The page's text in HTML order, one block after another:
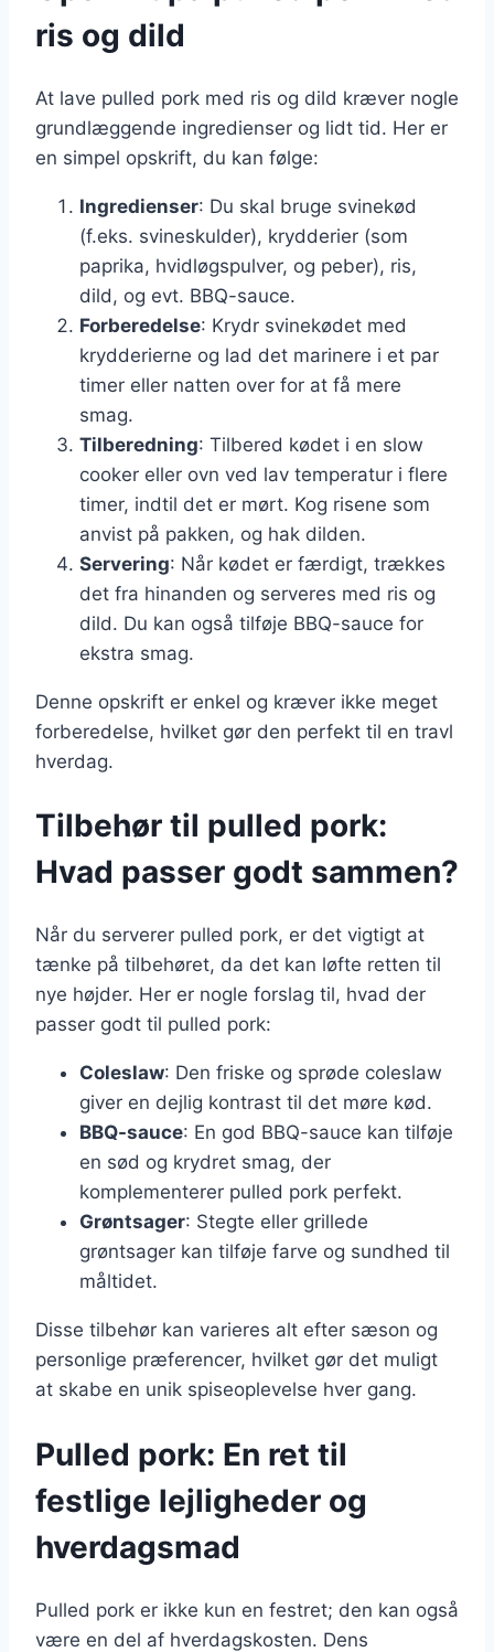
ris og dild
At lave pulled pork med ris og dild kræver nogle
grundlæggende ingredienser og lidt tid. Her er
en simpel opskrift, du kan følge:
Ingredienser: Du skal bruge svinekød
(f.eks. svineskulder), krydderier (som
paprika, hvidløgspulver, og peber), ris,
dild, og evt. BBQ-sauce.
Forberedelse: Krydr svinekødet med
krydderierne og lad det marinere i et par
timer eller natten over for at få mere
smag.
Tilberedning: Tilbered kødet i en slow
cooker eller ovn ved lav temperatur i flere
timer, indtil det er mørt. Kog risene som
anvist på pakken, og hak dilden.
Servering: Når kødet er færdigt, trækkes
det fra hinanden og serveres med ris og
dild. Du kan også tilføje BBQ-sauce for
ekstra smag.
Denne opskrift er enkel og kræver ikke meget
forberedelse, hvilket gør den perfekt til en travl
hverdag.
Tilbehør til pulled pork:
Hvad passer godt sammen?
Når du serverer pulled pork, er det vigtigt at
tænke på tilbehøret, da det kan løfte retten til
nye højder. Her er nogle forslag til, hvad der
passer godt til pulled pork:
Coleslaw: Den friske og sprøde coleslaw
giver en dejlig kontrast til det møre kød.
BBQ-sauce: En god BBQ-sauce kan tilføje
en sød og krydret smag, der
komplementerer pulled pork perfekt.
Grøntsager: Stegte eller grillede
grøntsager kan tilføje farve og sundhed til
måltidet.
Disse tilbehør kan varieres alt efter sæson og
personlige præferencer, hvilket gør det muligt
at skabe en unik spiseoplevelse hver gang.
Pulled pork: En ret til
festlige lejligheder og
hverdagsmad
Pulled pork er ikke kun en festret; den kan også
være en del af hverdagskosten. Dens